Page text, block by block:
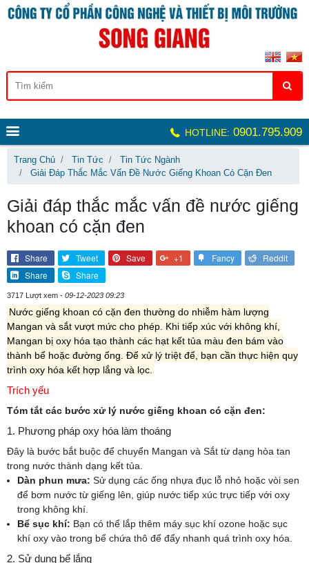
HOTLINE: 0901.795.909
Trang Chủ Tin Tức
Tin Tức Ngành
Giải Đáp Thắc Mắc Vấn Đề Nước Giếng Khoan Có Cặn Đen
Giải đáp thắc mắc vấn đề nước giếng
khoan có cặn đen
Share Tweet Save +1 Fancy
Reddit
Share
Share
3717 Lượt xem - 09-12-2023 09:23
Nước giếng khoan có cặn đen thường do nhiễm hàm lượng
Mangan và sắt vượt mức cho phép. Khi tiếp xúc với không khí,
Mangan bị oxy hóa tạo thành các hạt kết tủa màu đen bám vào
thành bể hoặc đường ống. Để xử lý triệt để, bạn cần thực hiện quy
trình oxy hóa kết hợp lắng và lọc.
Trích yếu
Tóm tắt các bước xử lý nước giếng khoan có cặn đen:
1. Phương pháp oxy hóa làm thoáng
Đây là bước bắt buộc để chuyển Mangan và Sắt từ dạng hòa tan
trong nước thành dạng kết tủa.
Dàn phun mưa: Sử dụng các ống nhựa đục lỗ nhỏ hoặc vòi sen
để bơm nước từ giếng lên, giúp nước tiếp xúc trực tiếp với oxy
trong không khí.
Bể sục khí: Bạn có thể lắp thêm máy sục khí ozone hoặc sục
khí oxy vào trong bể chứa thô để đẩy nhanh quá trình oxy hóa.
2. Sử dụng bể lắng